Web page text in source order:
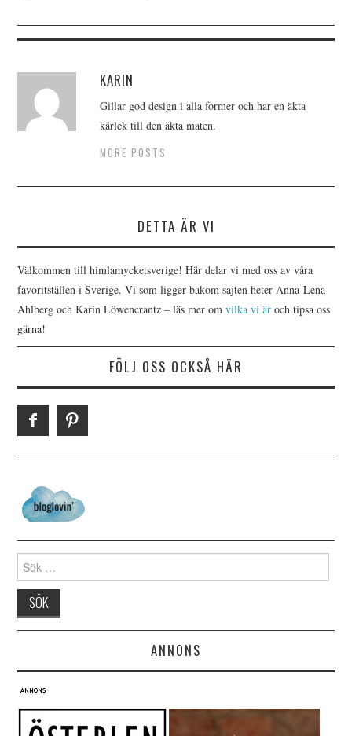
KARIN
Gillar god design i alla former och har en äkta
kärlek till den äkta maten.
MORE POSTS
DETTA ÄR VI
Välkommen till himlamycketsverige! Här delar vi med oss av våra
favoritställen i Sverige. Vi som ligger bakom sajten heter Anna-Lena
Ahlberg och Karin Löwencrantz – läs mer omvilka vi är och tipsa oss
gärna!
FÖLJ OSS OCKSÅ HÄR
Search for:
ANNONS